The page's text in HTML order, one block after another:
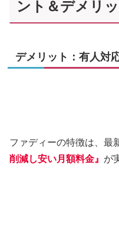
ント＆デメリ
デメリット：有人対
ファディーの特徴は、最
削減し安い月額料金』 が